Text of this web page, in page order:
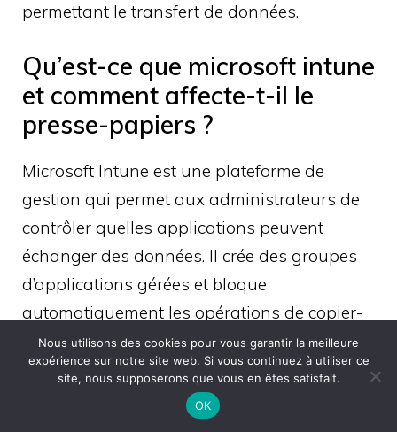
permettant le transfert de données.
Qu’est-ce que microsoft intune
et comment affecte-t-il le
presse-papiers ?
Microsoft Intune est une plateforme de
gestion qui permet aux administrateurs de
contrôler quelles applications peuvent
échanger des données. Il crée des groupes
d’applications gérées et bloque
automatiquement les opérations de copier-
coller vers des applications non certifiées.
Combien de temps faut-il pour
qu’une modification de
Nous utilisons des cookies pour vous garantir la meilleure
expérience sur notre site web. Si vous continuez à utiliser ce
site, nous supposerons que vous en êtes satisfait.
OK